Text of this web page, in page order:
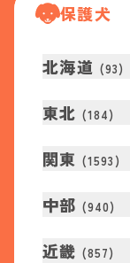
保護犬
北海道 (93)
東北 (184)
関東 (1593 )
中部 (940)
近畿 (857)